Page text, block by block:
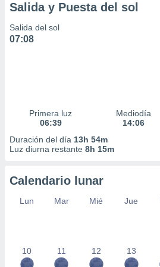
Salida y Puesta del sol
Salida del sol
07:08
Primera luz
06:39
Mediodía
14:06
Duración del día 13h 54m
Luz diurna restante 8h 15m
Calendario lunar
Lun Mar Mié Jue
10 11 12 13